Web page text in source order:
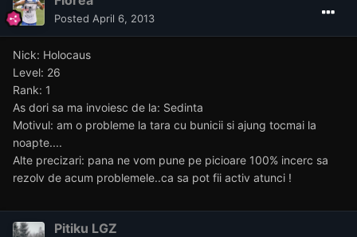
Posted April 6, 2013
Nick: Holocaus
Level: 26
Rank: 1
As dori sa ma invoiesc de la: Sedinta
Motivul: am o probleme la tara cu bunicii si ajung tocmai la
noapte....
Alte precizari: pana ne vom pune pe picioare 100% incerc sa
rezolv de acum problemele..ca sa pot fii activ atunci !
Pitiku LGZ